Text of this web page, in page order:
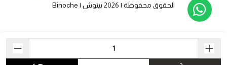
الحقوق محفوظة | 2026 بينوش | Binoche